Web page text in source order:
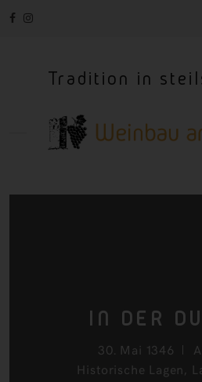
Tradition in
IN DER
30. Mai 1346
Historische Lagen,